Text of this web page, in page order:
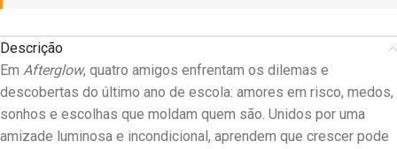
Descrição
Em Afterglow, quatro amigos enfrentam os dilemas e
descobertas do último ano de escola: amores em risco, medos,
sonhos e escolhas que moldam quem são. Unidos por uma
amizade luminosa e incondicional, aprendem que crescer pode